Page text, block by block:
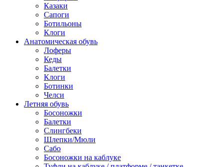
Казаки
Сапоги
Ботильоны
Клоги
Анатомическая обувь
Лоферы
Кеды
Балетки
Клоги
Ботинки
Челси
Летняя обувь
Босоножки
Балетки
Слингбеки
Шлепки/Мюли
Сабо
Босоножки на каблуке